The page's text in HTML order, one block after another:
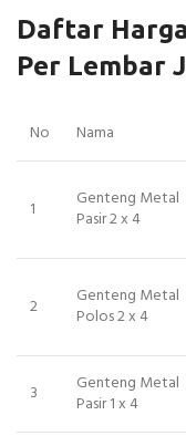
Daftar
Per Lembar
No Nama
1
Genteng Metal
Pasir 2 x 4
2
Genteng Metal
Polos 2 x 4
3
Genteng Metal
Pasir 1 x 4